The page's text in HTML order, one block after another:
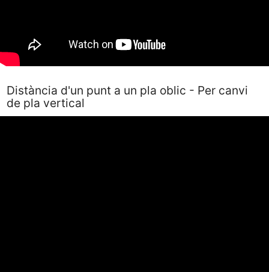
Distància d'un punt a un pla oblic - Per canvi
de pla vertical